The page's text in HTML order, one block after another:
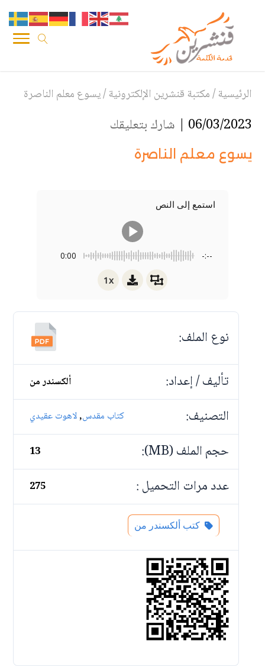
الرئيسية/مكتبة قنشرين الإلكترونية/يسوع معلم الناصرة
06/03/2023 | شارك بتعليقك
يسوع معلم الناصرة
استمع إلى النص
0:00 -:--
1x
نوع الملف:
تأليف / إعداد:
ألكسندر من
التصنيف: كتاب مقدس,لاهوت عقيدي
حجم الملف (MB): 13
عدد مرات التحميل : 275
كتب ألكسندر من